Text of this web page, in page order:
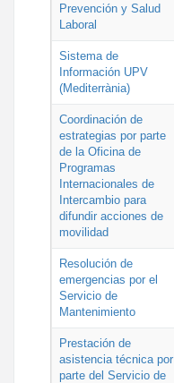
Prevención y Salud
Laboral
Sistema de
Información UPV
(Mediterrània)
Coordinación de
estrategias por parte
de la Oficina de
Programas
Internacionales de
Intercambio para
difundir acciones de
movilidad
Resolución de
emergencias por el
Servicio de
Mantenimiento
Prestación de
asistencia técnica por
parte del Servicio de